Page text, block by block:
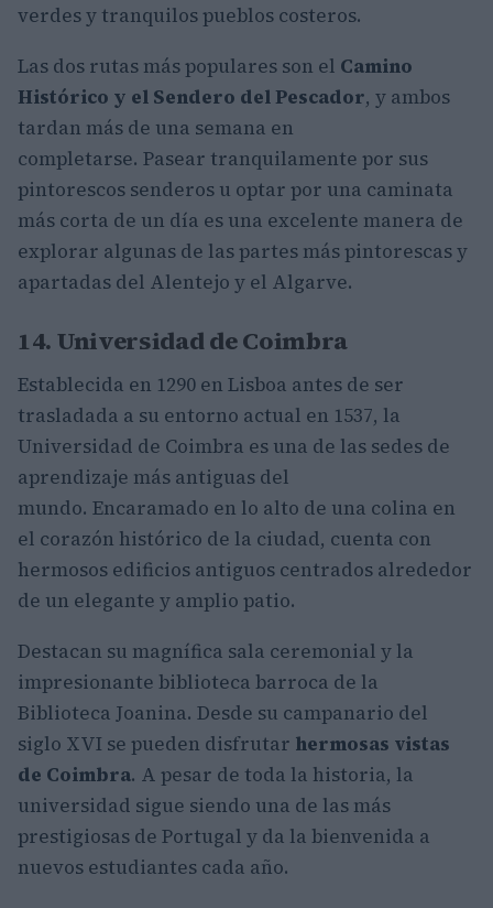
verdes y tranquilos pueblos costeros.
Las dos rutas más populares son el Camino
Histórico y el Sendero del Pescador, y ambos
tardan más de una semana en
completarse. Pasear tranquilamente por sus
pintorescos senderos u optar por una caminata
más corta de un día es una excelente manera de
explorar algunas de las partes más pintorescas y
apartadas del Alentejo y el Algarve.
14. Universidad de Coimbra
Establecida en 1290 en Lisboa antes de ser
trasladada a su entorno actual en 1537, la
Universidad de Coimbra es una de las sedes de
aprendizaje más antiguas del
mundo. Encaramado en lo alto de una colina en
el corazón histórico de la ciudad, cuenta con
hermosos edificios antiguos centrados alrededor
de un elegante y amplio patio.
Destacan su magnífica sala ceremonial y la
impresionante biblioteca barroca de la
Biblioteca Joanina. Desde su campanario del
siglo XVI se pueden disfrutar hermosas vistas
de Coimbra. A pesar de toda la historia, la
universidad sigue siendo una de las más
prestigiosas de Portugal y da la bienvenida a
nuevos estudiantes cada año.